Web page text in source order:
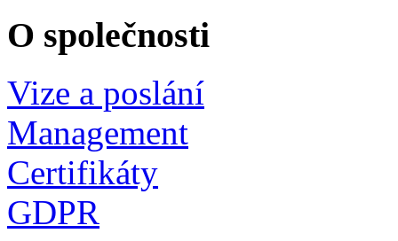
O společnosti
Vize a poslání
Management
Certifikáty
GDPR